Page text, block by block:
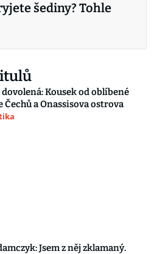
šediny? Tohle
Kousek od oblíbené
Čechů a Onassisova ostrova
Jsem z něj zklamaný.